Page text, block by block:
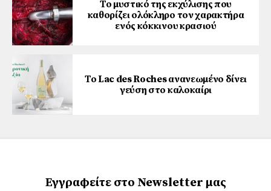
Το μυστικό της εκχύλισης που
καθορίζει ολόκληρο τον χαρακτήρα
ενός κόκκινου κρασιού
Το Lac des Roches ανανεωμένο δίνει
γεύση στο καλοκαίρι
Εγγραφείτε στο Newsletter μας